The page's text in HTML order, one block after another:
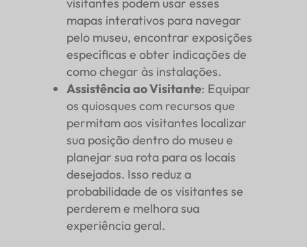
mapas interativos para navegar
pelo museu, encontrar exposições
específicas e obter indicações de
como chegar às instalações.
Assistência ao Visitante: Equipar
os quiosques com recursos que
permitam aos visitantes localizar
sua posição dentro do museu e
planejar sua rota para os locais
desejados. Isso reduz a
probabilidade de os visitantes se
perderem e melhora sua
experiência geral.